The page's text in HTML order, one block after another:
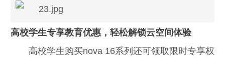
高校学生专享教育优惠，轻松解锁云空间体验
高校学生购买nova 16系列还可领取限时专享权